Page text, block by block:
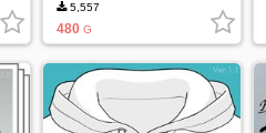
5,557
480 G